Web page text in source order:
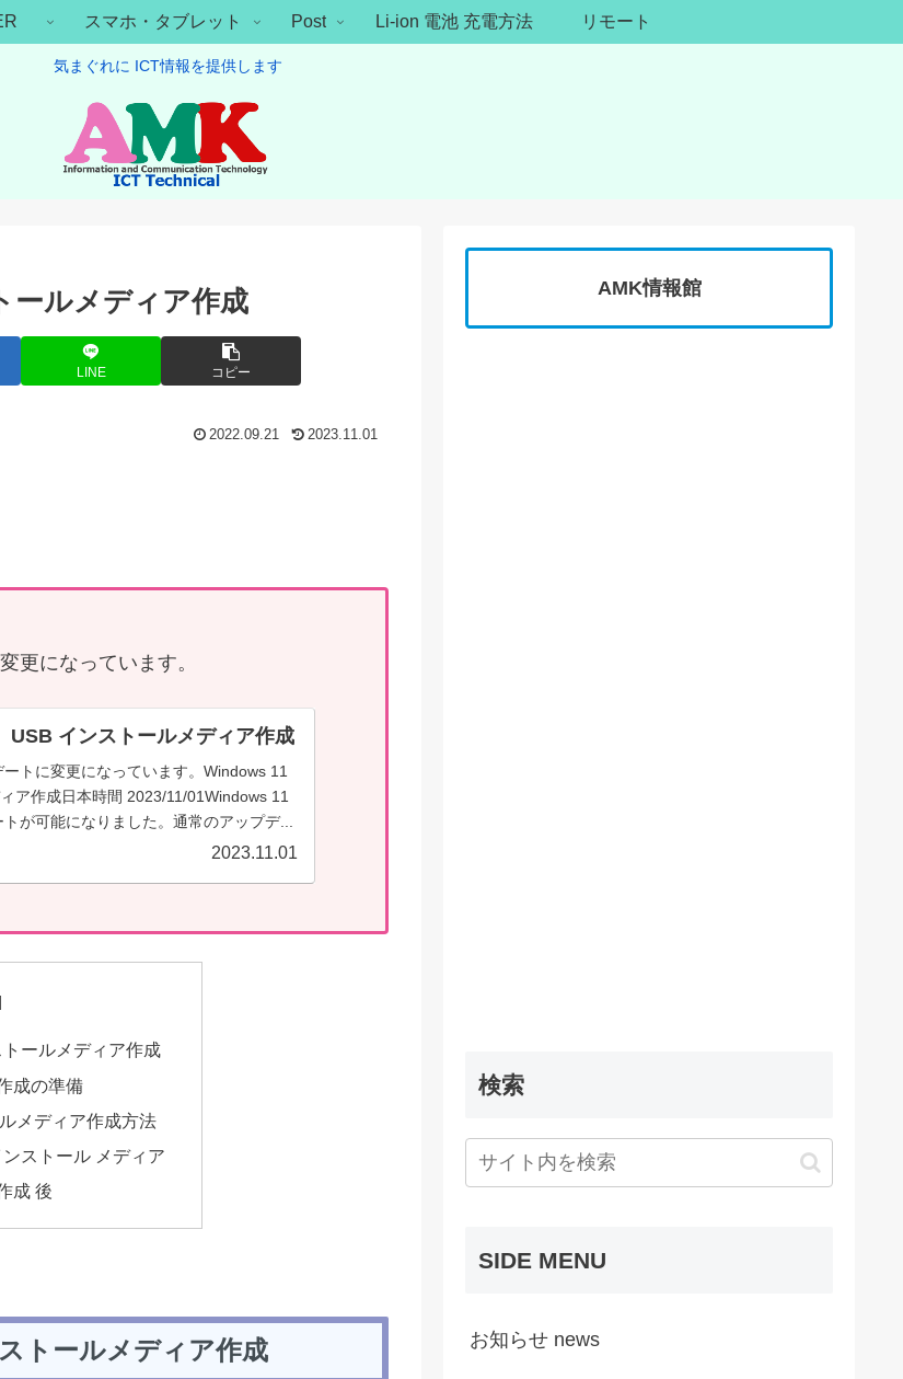
気まぐれに ICT情報を提供します
スマホ・タブレット Post Li-ion 電池 充電方法 リモート
ルメディア作成
LINE コピー
2022.09.21 2023.11.01
更になっています。
インストールメディア作成
トに変更になっています。Windows 11
ア作成日本時間 2023/11/01Windows 11
が可能になりました。通常のアップデ...
2023.11.01
ールメディア作成
成の準備
メディア作成方法
ストール メディア
成 後
トールメディア作成
AMK情報館
検索
SIDE MENU
お知らせ news